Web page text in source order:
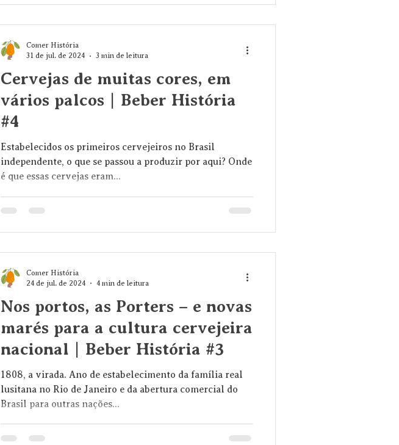
Cervejas de muitas cores, em
vários palcos | Beber História
#4
Estabelecidos os primeiros cervejeiros no Brasil
independente, o que se passou a produzir por aqui? Onde
é que essas cervejas eram...
Comer História
31 de jul. de 2024
3 min de leitura
Nos portos, as Porters – e novas
marés para a cultura cervejeira
nacional | Beber História #3
1808, a virada. Ano de estabelecimento da família real
lusitana no Rio de Janeiro e da abertura comercial do
Brasil para outras nações...
Comer História
24 de jul. de 2024
4 min de leitura